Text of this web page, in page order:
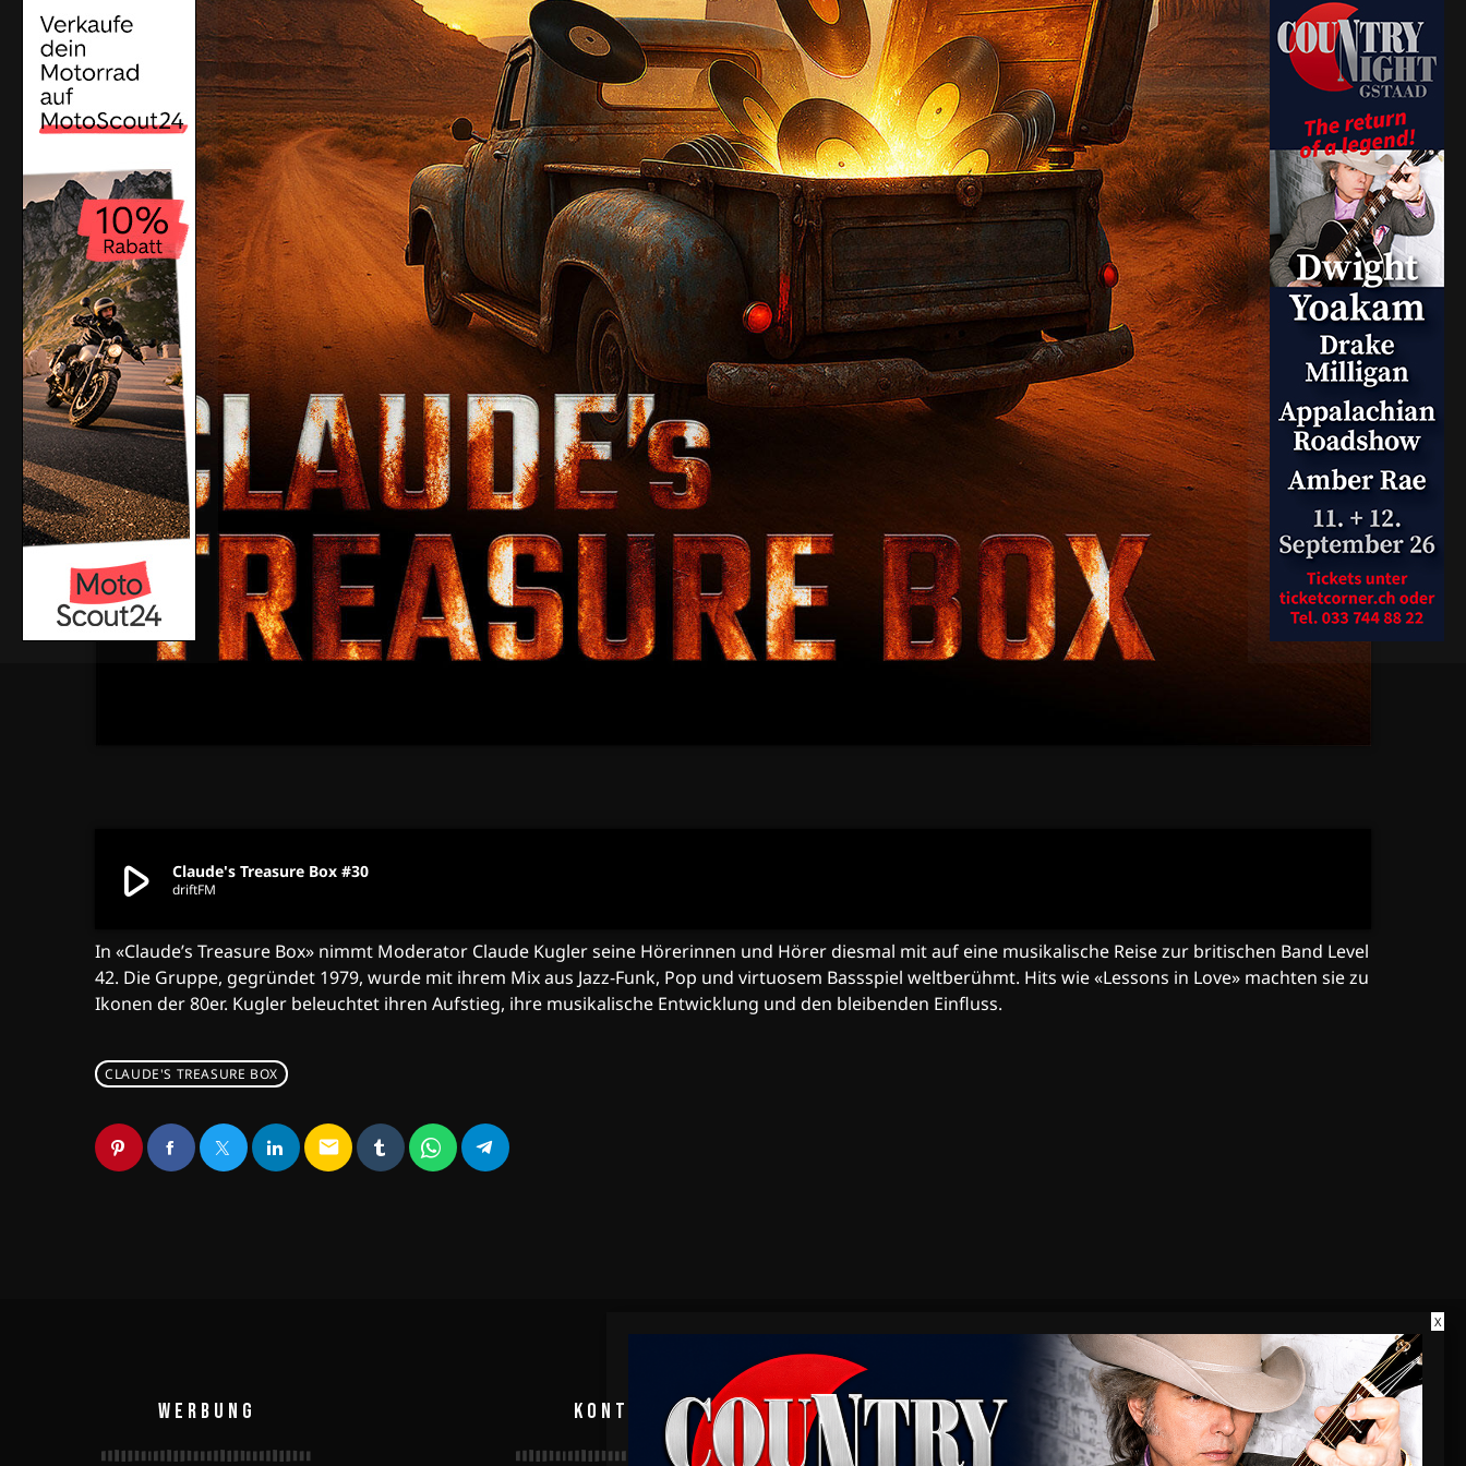
play_arrow Claude's Treasure Box #30
driftFM
In «Claude’s Treasure Box» nimmt Moderator Claude Kugler seine Hörerinnen und Hörer diesmal mit auf eine musikalische Reise zur britischen Band Level
42. Die Gruppe, gegründet 1979, wurde mit ihrem Mix aus Jazz-Funk, Pop und virtuosem Bassspiel weltberühmt. Hits wie «Lessons in Love» machten sie zu
Ikonen der 80er. Kugler beleuchtet ihren Aufstieg, ihre musikalische Entwicklung und den bleibenden Einfluss.
CLAUDE'S TREASURE BOX
email
WERBUNG KONTAKT COMMUNITY
X